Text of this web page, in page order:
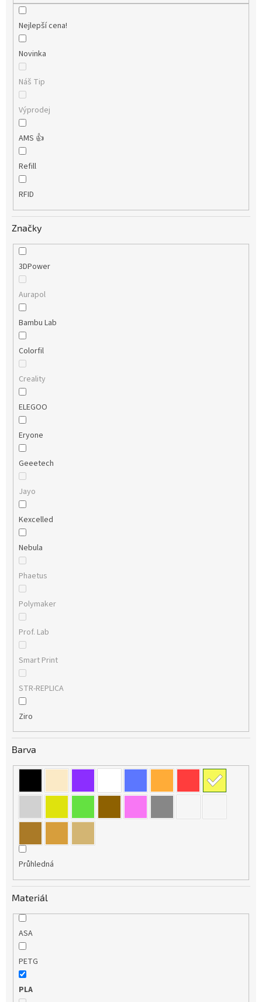
Nejlepší cena!
Novinka
Náš Tip
Výprodej
AMS 👍
Refill
RFID
Značky
3DPower
Aurapol
Bambu Lab
Colorfil
Creality
ELEGOO
Eryone
Geeetech
Jayo
Kexcelled
Nebula
Phaetus
Polymaker
Prof. Lab
Smart Print
STR-REPLICA
Ziro
Barva
Průhledná
Materiál
ASA
PETG
PLA